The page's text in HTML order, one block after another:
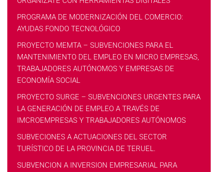
PROGRAMA DE MODERNIZACIÓN DEL COMERCIO:
AYUDAS FONDO TECNOLÓGICO
PROYECTO MEMTA – SUBVENCIONES PARA EL
MANTENIMIENTO DEL EMPLEO EN MICRO EMPRESAS,
TRABAJADORES AUTÓNOMOS Y EMPRESAS DE
ECONOMÍA SOCIAL
PROYECTO SURGE – SUBVENCIONES URGENTES PARA
LA GENERACIÓN DE EMPLEO A TRAVÉS DE
IMCROEMPRESAS Y TRABAJADORES AUTÓNOMOS
SUBVECIONES A ACTUACIONES DEL SECTOR
TURÍSTICO DE LA PROVINCIA DE TERUEL.
SUBVENCION A INVERSION EMPRESARIAL PARA